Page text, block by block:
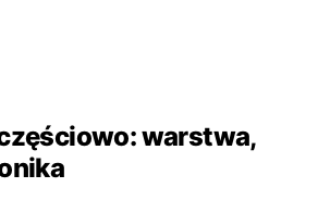
warstwa,